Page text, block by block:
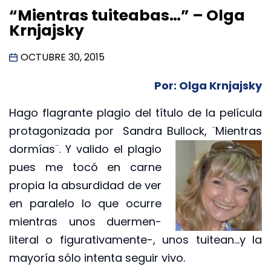
“Mientras tuiteabas…” – Olga
Krnjajsky
OCTUBRE 30, 2015
Por: Olga Krnjajsky
Hago flagrante plagio del título de la película
protagonizada por Sandra Bullock, ¨Mientras
dormías¨. Y valido el plagio
pues me tocó en carne
propia la absurdidad de ver
en paralelo lo que ocurre
mientras unos duermen-
literal o figurativamente-, unos tuitean…y la
mayoría sólo intenta seguir vivo.